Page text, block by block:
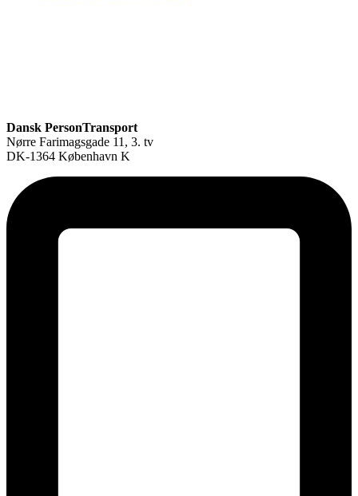
Dansk PersonTransport
Nørre Farimagsgade 11, 3. tv
DK-1364 København K